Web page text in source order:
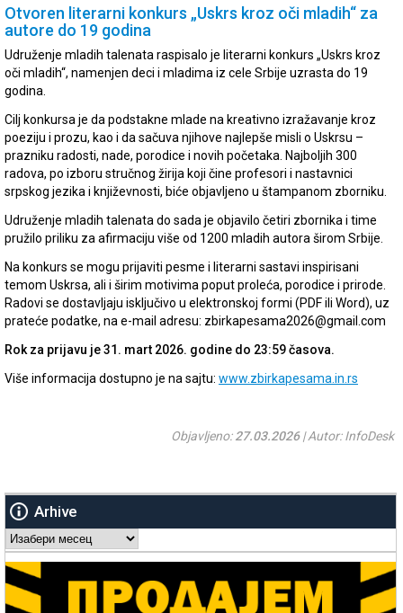
Otvoren literarni konkurs „Uskrs kroz oči mladih“ za
autore do 19 godina
Udruženje mladih talenata raspisalo je literarni konkurs „Uskrs kroz
oči mladih“, namenjen deci i mladima iz cele Srbije uzrasta do 19
godina.
Cilj konkursa je da podstakne mlade na kreativno izražavanje kroz
poeziju i prozu, kao i da sačuva njihove najlepše misli o Uskrsu –
prazniku radosti, nade, porodice i novih početaka. Najboljih 300
radova, po izboru stručnog žirija koji čine profesori i nastavnici
srpskog jezika i književnosti, biće objavljeno u štampanom zborniku.
Udruženje mladih talenata do sada je objavilo četiri zbornika i time
pružilo priliku za afirmaciju više od 1200 mladih autora širom Srbije.
Na konkurs se mogu prijaviti pesme i literarni sastavi inspirisani
temom Uskrsa, ali i širim motivima poput proleća, porodice i prirode.
Radovi se dostavljaju isključivo u elektronskoj formi (PDF ili Word), uz
prateće podatke, na e-mail adresu: zbirkapesama2026@gmail.com
Rok za prijavu je 31. mart 2026. godine do 23:59 časova.
Više informacija dostupno je na sajtu: www.zbirkapesama.in.rs
Objavljeno:27.03.2026| Autor: InfoDesk
Arhive
Arhive